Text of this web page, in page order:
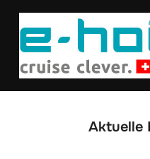
Aktuelle